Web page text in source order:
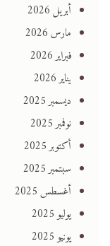
أبريل 2026
مارس 2026
فبراير 2026
يناير 2026
ديسمبر 2025
نوفمبر 2025
أكتوبر 2025
سبتمبر 2025
أغسطس 2025
يوليو 2025
يونيو 2025